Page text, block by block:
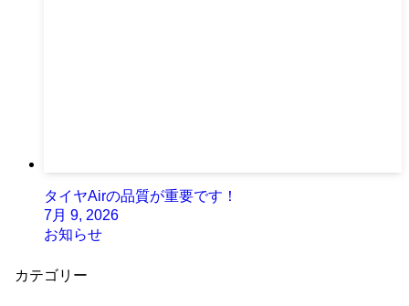
タイヤAirの品質が重要です！
7月 9, 2026
お知らせ
カテゴリー